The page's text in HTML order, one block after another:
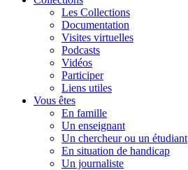
Les Collections
Documentation
Visites virtuelles
Podcasts
Vidéos
Participer
Liens utiles
Vous êtes
En famille
Un enseignant
Un chercheur ou un étudiant
En situation de handicap
Un journaliste